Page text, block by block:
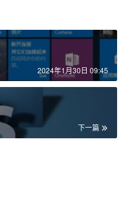
2024年1月30日 09:45
下一篇